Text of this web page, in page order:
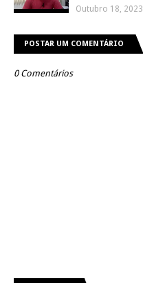
Outubro 18, 2023
POSTAR UM COMENTÁRIO
0 Comentários